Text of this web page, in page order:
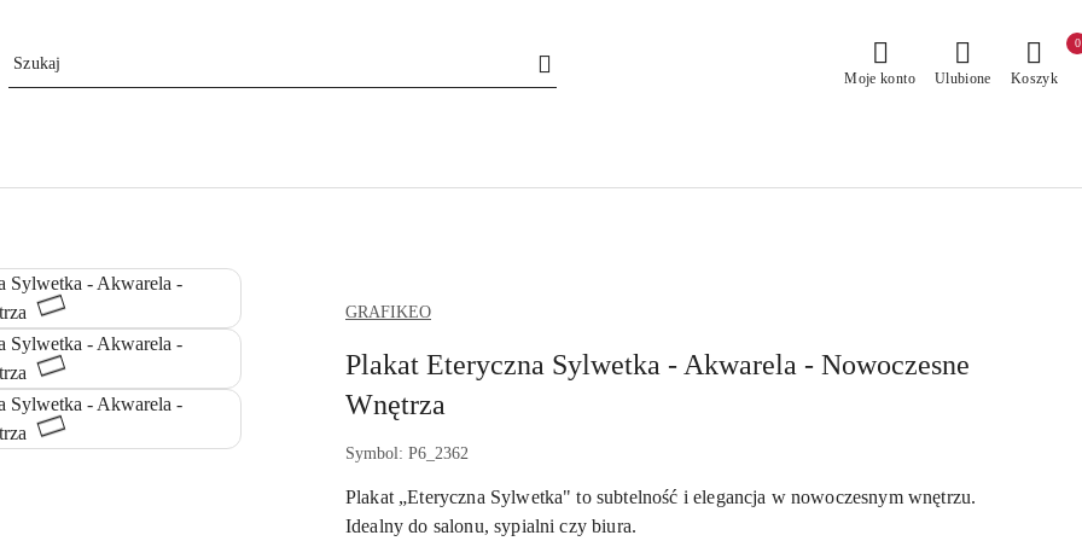
Moje konto Ulubione Koszyk
0
GRAFIKEO
Plakat Eteryczna Sylwetka - Akwarela - Nowoczesne
Wnętrza
Symbol: P6_2362
Plakat „Eteryczna Sylwetka" to subtelność i elegancja w nowoczesnym wnętrzu.
Idealny do salonu, sypialni czy biura.